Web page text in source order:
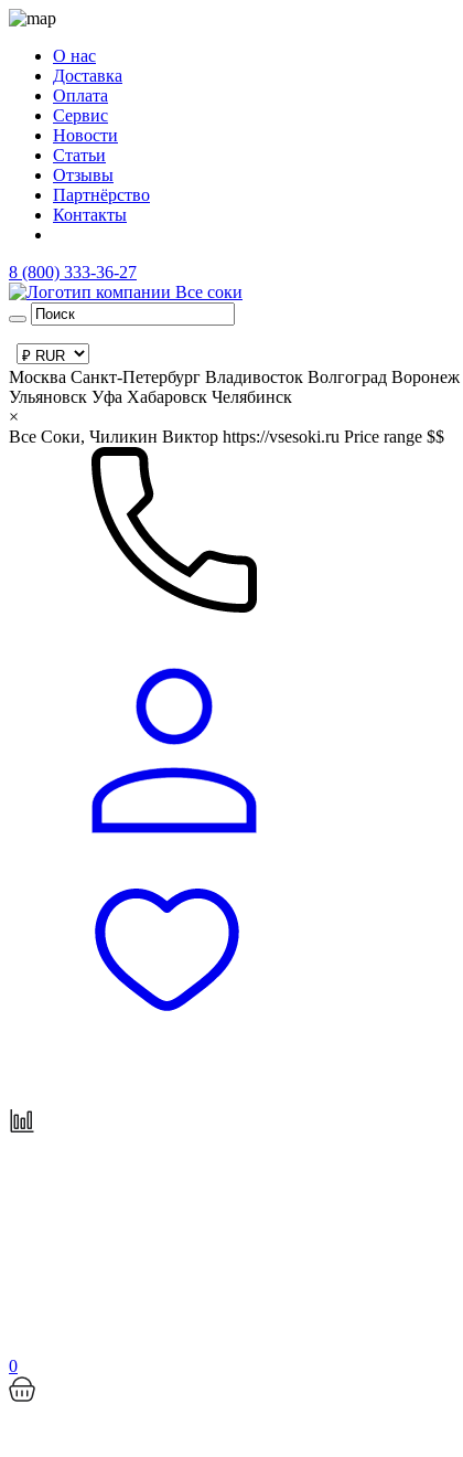
О нас
Доставка
Оплата
Сервис
Новости
Статьи
Отзывы
Партнёрство
Контакты
8 (800) 333-36-27
Москва Санкт-Петербург Владивосток Волгоград Воронеж
Ульяновск Уфа Хабаровск Челябинск
×
Все Соки, Чиликин Виктор https://vsesoki.ru Price range $$
0